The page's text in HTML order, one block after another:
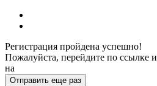
Регистрация пройдена успешно!
Пожалуйста, перейдите по ссылке
на
Отправить еще раз